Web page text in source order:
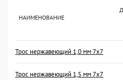
НАИМЕНОВАНИЕ
Трос нержавеющий 1,0 мм 7x7
Трос нержавеющий 1,5 мм 7x7